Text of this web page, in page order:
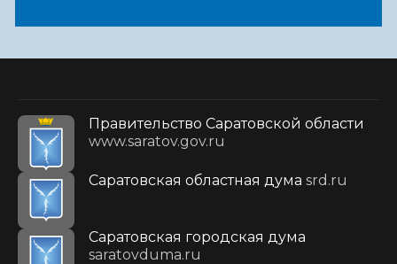
Правительство Саратовской области
www.saratov.gov.ru
Саратовская областная дума srd.ru
Саратовская городская дума
saratovduma.ru